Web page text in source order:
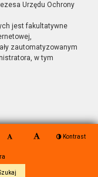
Urzędu Ochrony
jest fakultatywne
zautomatyzowanym
w tym
Kontrast